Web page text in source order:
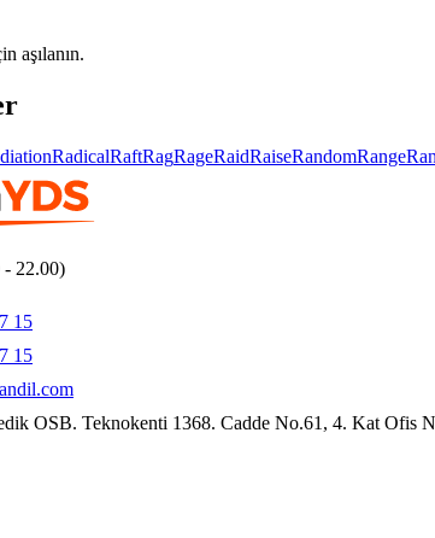
aşılanın.
RadicalRaftRagRageRaidRaiseRandomRange
22.00)
15
15
OSB. Teknokenti 1368. Cadde No.61, 4. Kat Ofis